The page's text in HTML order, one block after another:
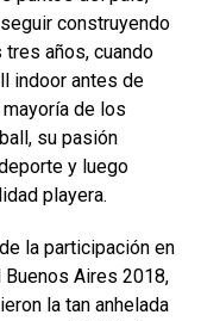
construyendo
tres años, cuando
indoor antes de
de los
su pasión
y luego
playera.
la participación en
Aires 2018,
la tan anhelada